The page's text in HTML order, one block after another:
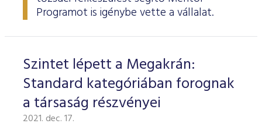
Programot is igénybe vette a vállalat.
Szintet lépett a Megakrán:
Standard kategóriában forognak
a társaság részvényei
2021. dec. 17.